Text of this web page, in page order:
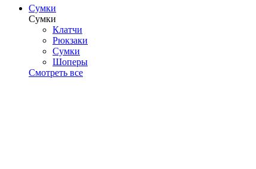
Сумки
Сумки
Клатчи
Рюкзаки
Сумки
Шоперы
Смотреть все